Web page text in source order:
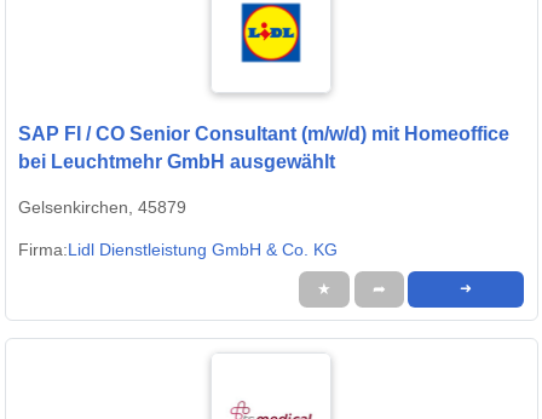
SAP FI / CO Senior Consultant (m/w/d) mit Homeoffice
bei Leuchtmehr GmbH ausgewählt
Gelsenkirchen, 45879
Firma:Lidl Dienstleistung GmbH & Co. KG
★ ➦ ➜